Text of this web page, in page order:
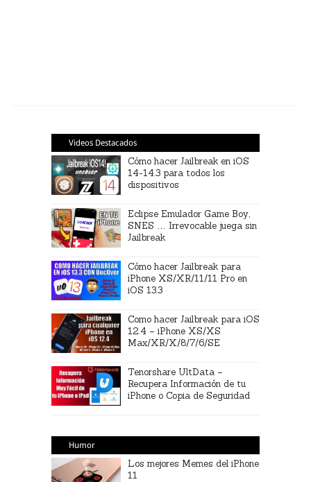
Videos Destacados
Cómo hacer Jailbreak en iOS
14-14.3 para todos los
dispositivos
Eclipse Emulador Game Boy,
SNES … Irrevocable juega sin
Jailbreak
Cómo hacer Jailbreak para
iPhone XS/XR/11/11 Pro en
iOS 13.3
Como hacer Jailbreak para iOS
12.4 – iPhone XS/XS
Max/XR/X/8/7/6/SE
Tenorshare UltData –
Recupera Información de tu
iPhone o Copia de Seguridad
Humor
Los mejores Memes del iPhone
11